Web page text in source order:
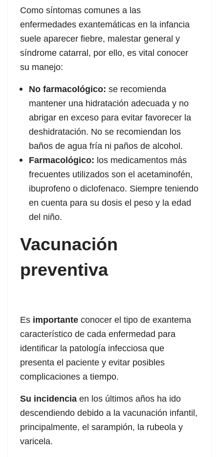
panel
panel
panel
panel
panel
panel
panel
panel
panel
Panel
Panel
Panel
Panel
Panel
Como síntomas comunes a las
enfermedades exantemáticas en la infancia
suele aparecer fiebre, malestar general y
síndrome catarral, por ello, es vital conocer
su manejo:
No farmacológico: se recomienda
mantener una hidratación adecuada y no
abrigar en exceso para evitar favorecer la
deshidratación. No se recomiendan los
baños de agua fría ni paños de alcohol.
Farmacológico: los medicamentos más
frecuentes utilizados son el acetaminofén,
ibuprofeno o diclofenaco. Siempre teniendo
en cuenta para su dosis el peso y la edad
del niño.
Vacunación
preventiva
Es importante conocer el tipo de exantema
característico de cada enfermedad para
identificar la patología infecciosa que
presenta el paciente y evitar posibles
complicaciones a tiempo.
Su incidencia en los últimos años ha ido
descendiendo debido a la vacunación infantil,
principalmente, el sarampión, la rubeola y
varicela.